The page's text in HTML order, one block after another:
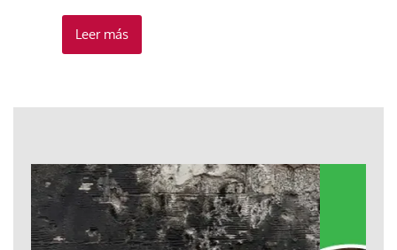
Leer más